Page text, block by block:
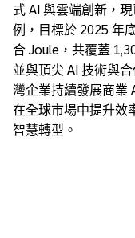
式 AI 與雲端創新，
例，目標於 2025 年
合 Joule，共覆蓋
並與頂尖 AI 技術與
灣企業持續發展商業
在全球市場中提升效
智慧轉型。